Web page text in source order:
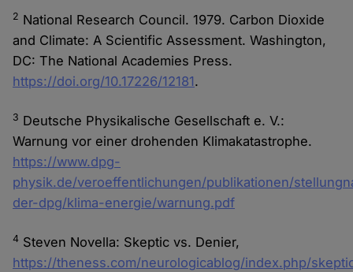
2 National Research Council. 1979. Carbon Dioxide
and Climate: A Scientific Assessment. Washington,
DC: The National Academies Press.
https://doi.org/10.17226/12181.
3 Deutsche Physikalische Gesellschaft e. V.:
Warnung vor einer drohenden Klimakatastrophe.
https://www.dpg-
physik.de/veroeffentlichungen/publikationen/
der-dpg/klima-energie/warnung.pdf
4 Steven Novella: Skeptic vs. Denier,
https://theness.com/neurologicablog/index.php/